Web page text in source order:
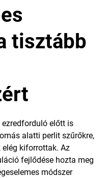
tisztább
előtt is
alatti perlit szűrőkre,
kiforrottak. Az
fejlődése hozta meg
módszer